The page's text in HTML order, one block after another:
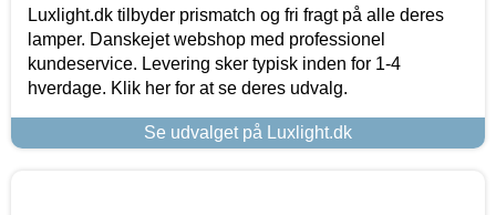
Luxlight.dk tilbyder prismatch og fri fragt på alle deres
lamper. Danskejet webshop med professionel
kundeservice. Levering sker typisk inden for 1-4
hverdage. Klik her for at se deres udvalg.
Se udvalget på Luxlight.dk